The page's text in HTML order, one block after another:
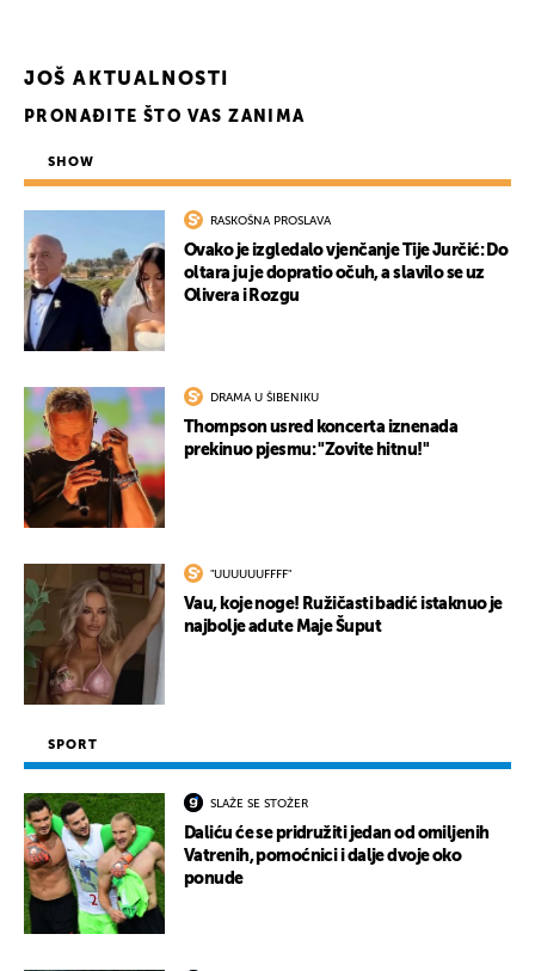
JOŠ AKTUALNOSTI
PRONAĐITE ŠTO VAS ZANIMA
SHOW
RASKOŠNA PROSLAVA
Ovako je izgledalo vjenčanje Tije Jurčić: Do
oltara ju je dopratio očuh, a slavilo se uz
Olivera i Rozgu
DRAMA U ŠIBENIKU
Thompson usred koncerta iznenada
prekinuo pjesmu: "Zovite hitnu!"
"UUUUUUFFFF"
Vau, koje noge! Ružičasti badić istaknuo je
najbolje adute Maje Šuput
SPORT
SLAŽE SE STOŽER
Daliću će se pridružiti jedan od omiljenih
Vatrenih, pomoćnici i dalje dvoje oko
ponude